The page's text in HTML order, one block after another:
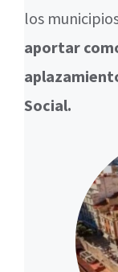
los
aportar
Social.